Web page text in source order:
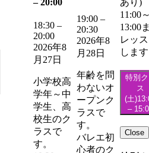
– 20:00
18:30 –
20:00
2026年8
月27日
小学校高
学年～中
学生、高
校生のク
ラスで
す。
19:00 –
20:30
2026年8
月28日
年齢を問
わないオ
ープンク
ラスで
す。
バレエ初
心者のク
あり)
11:00
13:00
レッ
しま
特別
ス
(土)
–
Close